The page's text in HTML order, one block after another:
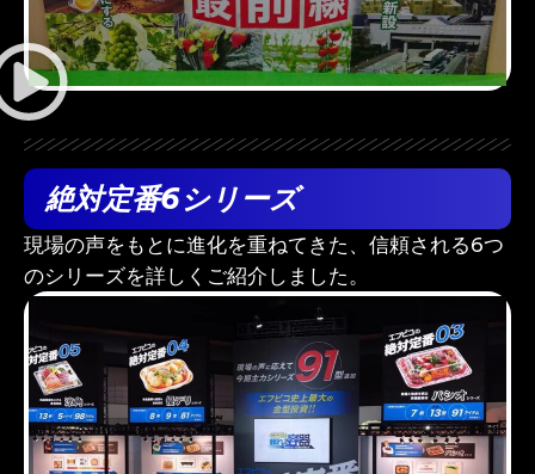
絶対定番6シリーズ
現場の声をもとに進化を重ねてきた、信頼される6つ
のシリーズを詳しくご紹介しました。